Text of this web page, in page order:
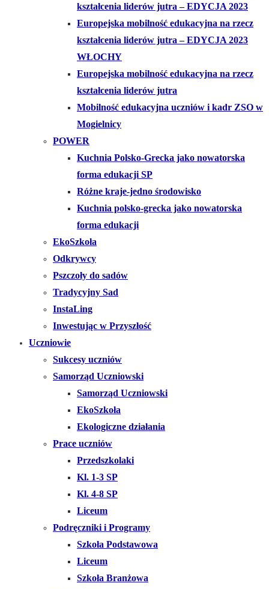
kształcenia liderów jutra – EDYCJA 2023
Europejska mobilność edukacyjna na rzecz
kształcenia liderów jutra – EDYCJA 2023
WŁOCHY
Europejska mobilność edukacyjna na rzecz
kształcenia liderów jutra
Mobilność edukacyjna uczniów i kadr ZSO w
Mogielnicy
POWER
Kuchnia Polsko-Grecka jako nowatorska
forma edukacji SP
Różne kraje-jedno środowisko
Kuchnia polsko-grecka jako nowatorska
forma edukacji
EkoSzkoła
Odkrywcy
Pszczoły do sadów
Tradycyjny Sad
InstaLing
Inwestując w Przyszłość
Uczniowie
Sukcesy uczniów
Samorząd Uczniowski
Samorząd Uczniowski
EkoSzkoła
Ekologiczne działania
Prace uczniów
Przedszkolaki
Kl. 1-3 SP
Kl. 4-8 SP
Liceum
Podręczniki i Programy
Szkoła Podstawowa
Liceum
Szkoła Branżowa